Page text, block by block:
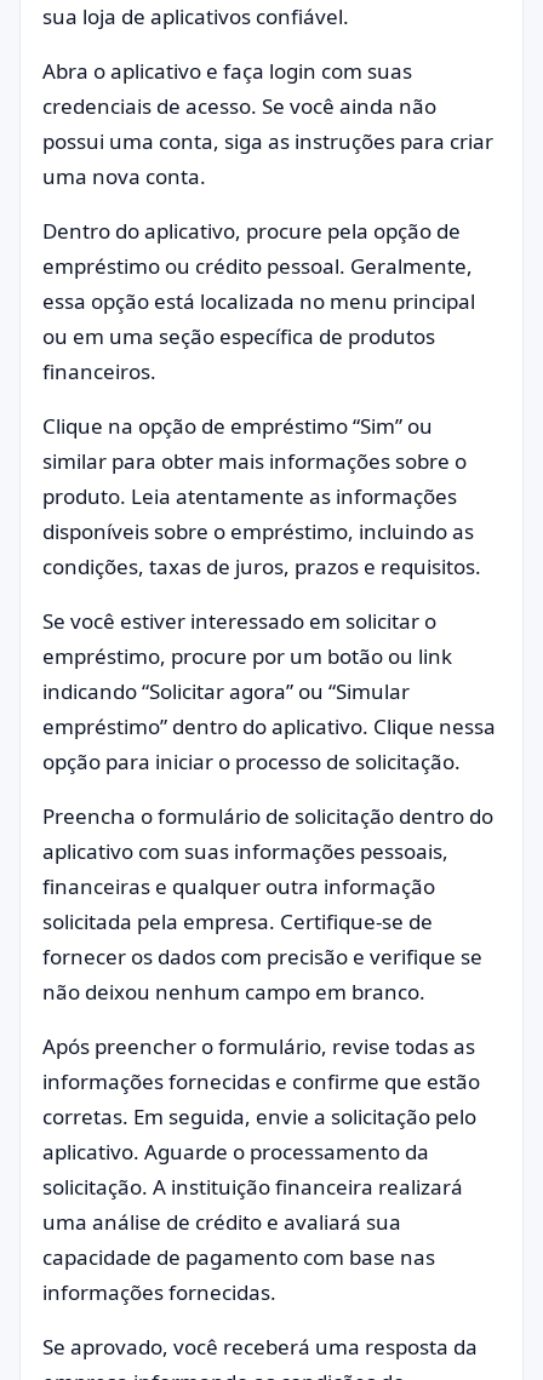
sua loja de aplicativos confiável.
Abra o aplicativo e faça login com suas
credenciais de acesso. Se você ainda não
possui uma conta, siga as instruções para criar
uma nova conta.
Dentro do aplicativo, procure pela opção de
empréstimo ou crédito pessoal. Geralmente,
essa opção está localizada no menu principal
ou em uma seção específica de produtos
financeiros.
Clique na opção de empréstimo “Sim” ou
similar para obter mais informações sobre o
produto. Leia atentamente as informações
disponíveis sobre o empréstimo, incluindo as
condições, taxas de juros, prazos e requisitos.
Se você estiver interessado em solicitar o
empréstimo, procure por um botão ou link
indicando “Solicitar agora” ou “Simular
empréstimo” dentro do aplicativo. Clique nessa
opção para iniciar o processo de solicitação.
Preencha o formulário de solicitação dentro do
aplicativo com suas informações pessoais,
financeiras e qualquer outra informação
solicitada pela empresa. Certifique-se de
fornecer os dados com precisão e verifique se
não deixou nenhum campo em branco.
Após preencher o formulário, revise todas as
informações fornecidas e confirme que estão
corretas. Em seguida, envie a solicitação pelo
aplicativo. Aguarde o processamento da
solicitação. A instituição financeira realizará
uma análise de crédito e avaliará sua
capacidade de pagamento com base nas
informações fornecidas.
Se aprovado, você receberá uma resposta da